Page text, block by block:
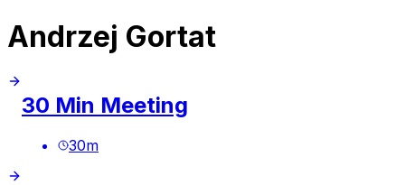
Andrzej Gortat
30 Min Meeting
30m